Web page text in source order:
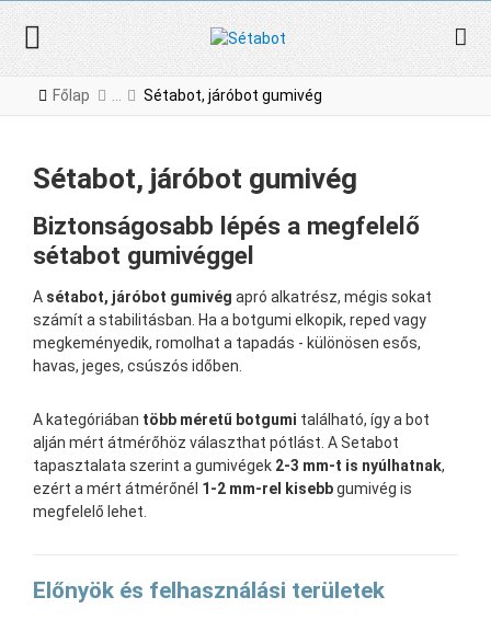
Főlap Sétabot, járóbot gumivég
Sétabot, járóbot gumivég
Biztonságosabb lépés a megfelelő
sétabot gumivéggel
A sétabot, járóbot gumivég apró alkatrész, mégis sokat
számít a stabilitásban. Ha a botgumi elkopik, reped vagy
megkeményedik, romolhat a tapadás - különösen esős,
havas, jeges, csúszós időben.
A kategóriában több méretű botgumi található, így a bot
alján mért átmérőhöz választhat pótlást. A Setabot
tapasztalata szerint a gumivégek 2-3 mm-t is nyúlhatnak,
ezért a mért átmérőnél 1-2 mm-rel kisebbgumivég is
megfelelő lehet.
Előnyök és felhasználási területek